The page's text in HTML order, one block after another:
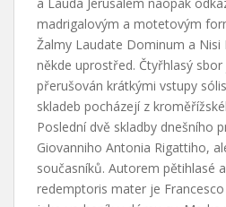
madrigalovým a motetovým
Žalmy Laudate Dominum a
někde uprostřed. Čtyřhlasý sbor
přerušován krátkými vstupy
skladeb pocházejí z
Poslední dvě skladby dnešního
Giovanniho Antonia Rigattiho,
současníků. Autorem pětihlasé
redemptoris mater je